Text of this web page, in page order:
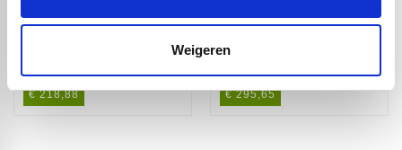
Weigeren
250/242mm - 2m
€ 218,88
glashelder -
250/240mm - 2m
€ 295,65